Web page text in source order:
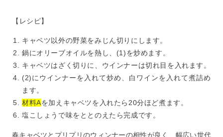
【レシピ】
キャベツ以外の野菜をみじん切りにします。
鍋にオリーブオイルを熱し、(1)を炒めます。
キャベツはざく切りに、ウインナーは切れ目を入れます。
(2)にウインナーを入れて炒め、白ワインを入れて煮詰め
ます。
材料Aを加えキャベツを入れたら20分ほど煮ます。
塩こしょうで味をととのえたら完成です。
春キャベツとプリプリのウィンナーの相性が良く、幅広い世代